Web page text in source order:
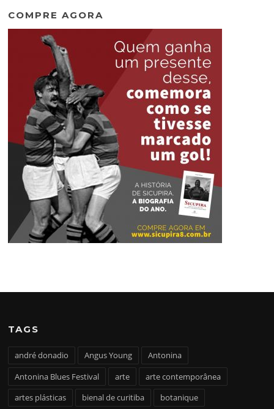
COMPRE AGORA
TAGS
andré donadio Angus Young
Antonina
Antonina Blues Festival
arte
arte contemporânea
artes plásticas
bienal de curitiba botanique